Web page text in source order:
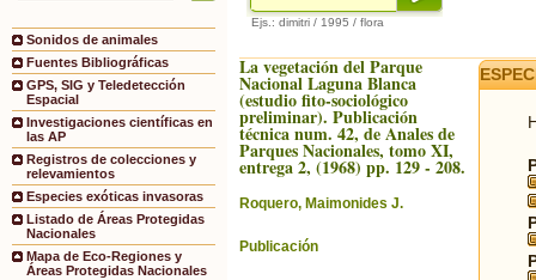
Sonidos de animales
Fuentes Bibliográficas
GPS, SIG y Teledetección
Espacial
Investigaciones científicas en
las AP
Registros de colecciones y
relevamientos
Especies exóticas invasoras
Listado de Áreas Protegidas
Nacionales
Mapa de Eco-Regiones y
Áreas Protegidas Nacionales
Ejs.: dimitri / 1995 / flora
La vegetación del Parque
Nacional Laguna Blanca
(estudio fito-sociológico
preliminar). Publicación
técnica num. 42, de Anales de
Parques Nacionales, tomo XI,
entrega 2, (1968) pp. 129 - 208.
Roquero, Maimonides J.
Publicación